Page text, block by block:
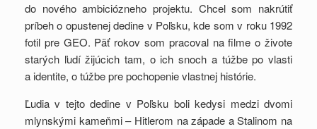
do nového ambiciózneho projektu. Chcel som nakrútiť
príbeh o opustenej dedine v Poľsku, kde som v roku 1992
fotil pre GEO. Päť rokov som pracoval na filme o živote
starých ľudí žijúcich tam, o ich snoch a túžbe po vlasti
a identite, o túžbe pre pochopenie vlastnej histórie.
Ľudia v tejto dedine v Poľsku boli kedysi medzi dvomi
mlynskými kameňmi – Hitlerom na západe a Stalinom na